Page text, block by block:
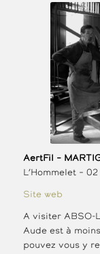
AertFil –
L’Hommelet –
Site web
A visiter ABSO-
Aude est à
pouvez vous y